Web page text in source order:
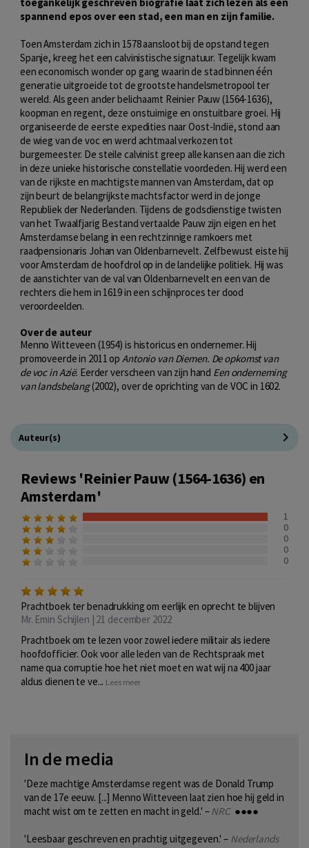
spannend epos over een stad, een man en zijn familie.
Toen Amsterdam zich in 1578 aansloot bij de opstand tegen
Spanje, kreeg het een calvinistische signatuur. Tegelijk kwam
een economisch wonder op gang waarin de stad binnen één
generatie uitgroeide tot de grootste handelsmetropool ter
wereld. Als geen ander belichaamt Reinier Pauw (1564-1636),
koopman en regent, deze onstuimige en onstuitbare groei. Hij
organiseerde de eerste expedities naar Oost-Indië, stond aan
de wieg van de voc en werd achtmaal verkozen tot
burgemeester. De steile calvinist greep alle kansen aan die zich
in deze unieke historische constellatie voordeden. Hij werd een
van de rijkste en machtigste mannen van Amsterdam, dat op
zijn beurt de belangrijkste machtsfactor werd in de jonge
Republiek der Nederlanden. Tijdens de godsdienstige twisten
van het Twaalfjarig Bestand vertaalde Pauw zijn eigen en het
Amsterdamse belang in een rechtzinnige ramkoers met
raadpensionaris Johan van Oldenbarnevelt. Zelfbewust eiste hij
voor Amsterdam de hoofdrol op in de landelijke politiek. Hij was
de aanstichter van de val van Oldenbarnevelt en een van de
rechters die hem in 1619 in een schijnproces ter dood
veroordeelden.
Over de auteur
Menno Witteveen (1954) is historicus en ondernemer. Hij
promoveerde in 2011 opAntonio van Diemen. De opkomst van
de voc in Azië. Eerder verscheen van zijn hand Een onderneming
van landsbelang(2002), over de oprichting van de VOC in 1602.
Auteur(s)
Reviews 'Reinier Pauw (1564-1636) en
Amsterdam'
1
0
0
0
0
Prachtboek ter benadrukking om eerlijk en oprecht te blijven
Mr. Emin Schijlen | 21 december 2022
Prachtboek om te lezen voor zowel iedere militair als iedere
hoofdofficier. Ook voor alle leden van de Rechtspraak met
name qua corruptie hoe het niet moet en wat wij na 400 jaar
aldus dienen te ve... Lees meer
In de media
'Deze machtige Amsterdamse regent was de Donald Trump
van de 17e eeuw. [...] Menno Witteveen laat zien hoe hij geld in
macht wist om te zetten en macht in geld.' –NRC●●●●
'Leesbaar geschreven en prachtig uitgegeven.' – Nederlands